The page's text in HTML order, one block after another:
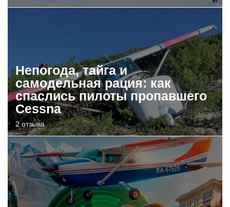
Непогода, тайга и
самодельная рация: как
спаслись пилоты пропавшего
Cessna
2 отзыва